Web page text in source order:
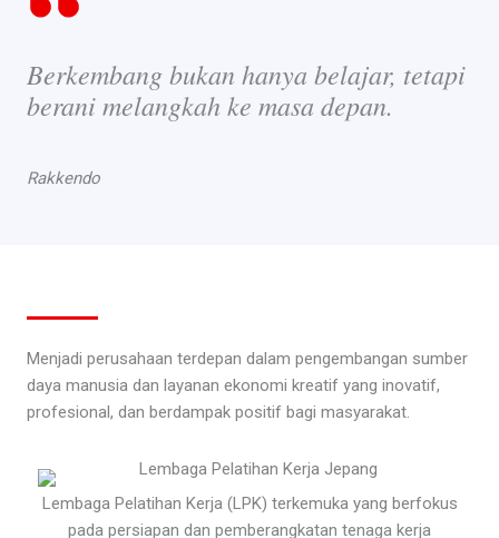
Berkembang bukan hanya belajar, tetapi
berani melangkah ke masa depan.
Rakkendo
Menjadi perusahaan terdepan dalam pengembangan sumber
daya manusia dan layanan ekonomi kreatif yang inovatif,
profesional, dan berdampak positif bagi masyarakat.
Lembaga Pelatihan Kerja (LPK) terkemuka yang berfokus
pada persiapan dan pemberangkatan tenaga kerja